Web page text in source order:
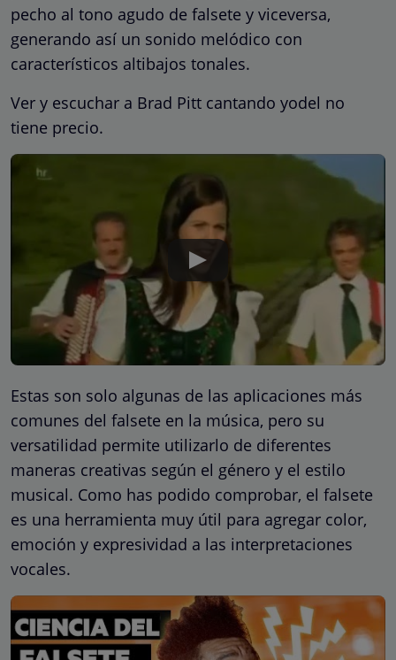
pecho al tono agudo de falsete y viceversa,
generando así un sonido melódico con
característicos altibajos tonales.
Ver y escuchar a Brad Pitt cantando yodel no
tiene precio.
Estas son solo algunas de las aplicaciones más
comunes del falsete en la música, pero su
versatilidad permite utilizarlo de diferentes
maneras creativas según el género y el estilo
musical. Como has podido comprobar, el falsete
es una herramienta muy útil para agregar color,
emoción y expresividad a las interpretaciones
vocales.